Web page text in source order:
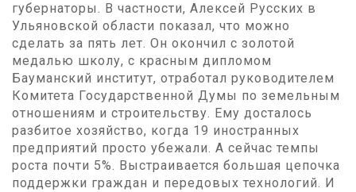
губернаторы. В частности, Алексей Русских в
Ульяновской области показал, что можно
сделать за пять лет. Он окончил с золотой
медалью школу, с красным дипломом
Бауманский институт, отработал руководителем
Комитета Государственной Думы по земельным
отношениям и строительству. Ему досталось
разбитое хозяйство, когда 19 иностранных
предприятий просто убежали. А сейчас темпы
роста почти 5%. Выстраивается большая цепочка
поддержки граждан и передовых технологий. И